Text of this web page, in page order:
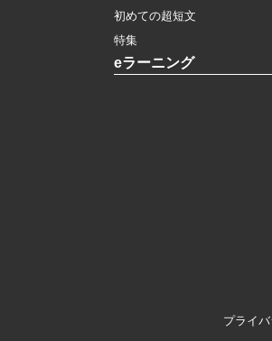
初めての超短文
特集
eラーニング
プライ